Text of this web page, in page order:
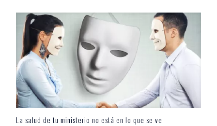
La salud de tu ministerio no está en lo que se ve